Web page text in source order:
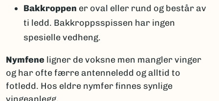
Bakkroppen er oval eller rund og består av
ti ledd. Bakkroppsspissen har ingen
spesielle vedheng.
Nymfene ligner de voksne men mangler vinger
og har ofte færre antenneledd og alltid to
fotledd. Hos eldre nymfer finnes synlige